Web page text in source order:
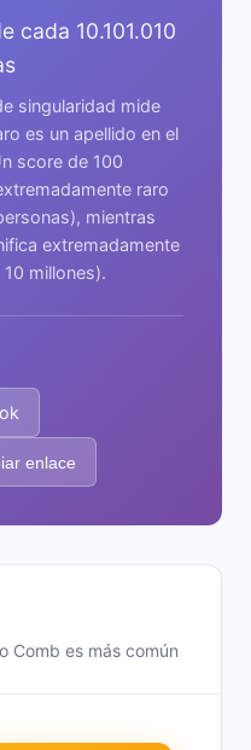
cada 10.101.010
singularidad mide
es un apellido en el
score de 100
raro
mientras
extremadamente
millones).
enlace
Comb es más común